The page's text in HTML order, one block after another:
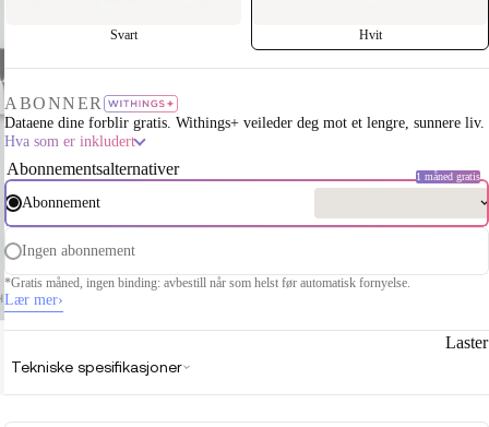
Svart Hvit
ABONNER
Dataene dine forblir gratis. Withings+ veileder deg mot et lengre, sunnere liv.
Hva som er inkludert
Abonnementsalternativer
Abonnement
1 måned gratis
Ingen abonnement
*Gratis måned, ingen binding: avbestill når som helst før automatisk fornyelse.
Lær mer›
Tekniske spesifikasjoner